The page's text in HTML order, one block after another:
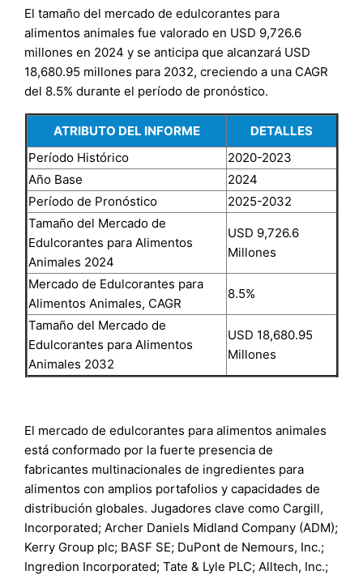
El tamaño del mercado de edulcorantes para
alimentos animales fue valorado en USD 9,726.6
millones en 2024 y se anticipa que alcanzará USD
18,680.95 millones para 2032, creciendo a una CAGR
del 8.5% durante el período de pronóstico.
ATRIBUTO DEL INFORME
DETALLES
Período Histórico
2020-2023
Año Base
2024
Período de Pronóstico
2025-2032
Tamaño del Mercado de
Edulcorantes para Alimentos
Animales 2024
USD 9,726.6
Millones
Mercado de Edulcorantes para
Alimentos Animales, CAGR
8.5%
Tamaño del Mercado de
Edulcorantes para Alimentos
Animales 2032
USD 18,680.95
Millones
El mercado de edulcorantes para alimentos animales
está conformado por la fuerte presencia de
fabricantes multinacionales de ingredientes para
alimentos con amplios portafolios y capacidades de
distribución globales. Jugadores clave como Cargill,
Incorporated; Archer Daniels Midland Company (ADM);
Kerry Group plc; BASF SE; DuPont de Nemours, Inc.;
Ingredion Incorporated; Tate & Lyle PLC; Alltech, Inc.;